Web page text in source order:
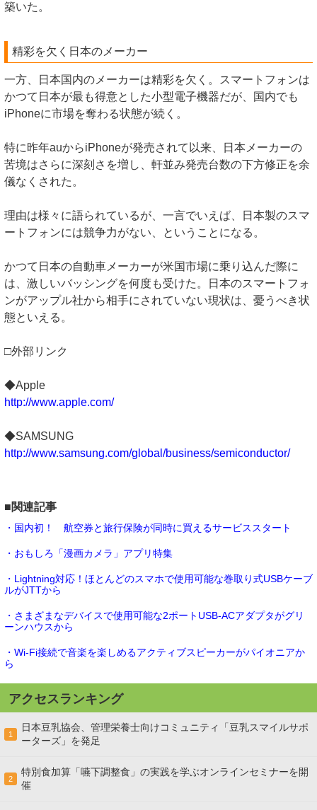
築いた。
精彩を欠く日本のメーカー
一方、日本国内のメーカーは精彩を欠く。スマートフォンは
かつて日本が最も得意とした小型電子機器だが、国内でも
iPhoneに市場を奪わる状態が続く。
特に昨年auからiPhoneが発売されて以来、日本メーカーの
苦境はさらに深刻さを増し、軒並み発売台数の下方修正を余
儀なくされた。
理由は様々に語られているが、一言でいえば、日本製のスマ
ートフォンには競争力がない、ということになる。
かつて日本の自動車メーカーが米国市場に乗り込んだ際に
は、激しいバッシングを何度も受けた。日本のスマートフォ
ンがアップル社から相手にされていない現状は、憂うべき状
態といえる。
□外部リンク
◆Apple
http://www.apple.com/
◆SAMSUNG
http://www.samsung.com/global/business/semiconductor/
■関連記事
・国内初！ 航空券と旅行保険が同時に買えるサービススタート
・おもしろ「漫画カメラ」アプリ特集
・Lightning対応！ほとんどのスマホで使用可能な巻取り式USBケーブ
ルがJTTから
・さまざまなデバイスで使用可能な2ポートUSB-ACアダプタがグリ
ーンハウスから
・Wi-Fi接続で音楽を楽しめるアクティブスピーカーがパイオニアか
ら
アクセスランキング
1
日本豆乳協会、管理栄養士向けコミュニティ「豆乳スマイルサポ
ーターズ」を発足
2
特別食加算「嚥下調整食」の実践を学ぶオンラインセミナーを開
催